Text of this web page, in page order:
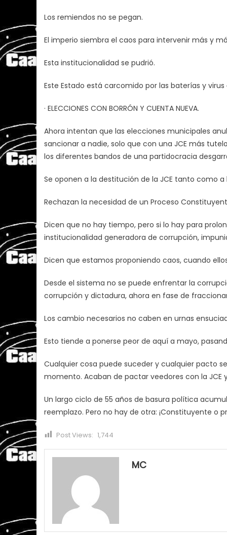
Los remiendos no se pegan.
El imperio siembra el caos para intervenir más y
Esta institucionalidad se pudrió.
Este Estado está carcomido por las baterías y
· ELECCIONES CON BORRÓN Y CUENTA NUEVA.
Ahora intentan que las elecciones municipales
sancionar a nadie, solo que con una JCE más
los diferentes bandos de una partidocracia
Se oponen a la destitución de la JCE tanto como
Rechazan la necesidad de un Proceso
Dicen que no hay tiempo, pero si lo hay para
institucionalidad generadora de corrupción,
Dicen que estamos proponiendo caos, cuando
Desde el sistema no se puede enfrentar la
corrupción y dictadura, ahora en fase de
Los cambio necesarios no caben en urnas
Esto tiende a ponerse peor de aquí a mayo,
Cualquier cosa puede suceder y cualquier pacto
momento. Acaban de pactar veedores con la JCE
Un largo ciclo de 55 años de basura política
reemplazo. Pero no hay de otra: ¡Constituyente o
Post Views: 1,744
MC